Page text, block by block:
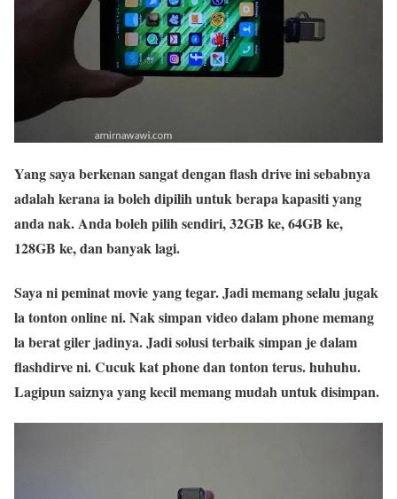
Yang saya berkenan sangat dengan flash drive ini sebabnya
adalah kerana ia boleh dipilih untuk berapa kapasiti yang
anda nak. Anda boleh pilih sendiri, 32GB ke, 64GB ke,
128GB ke, dan banyak lagi.
Saya ni peminat movie yang tegar. Jadi memang selalu jugak
la tonton online ni. Nak simpan video dalam phone memang
la berat giler jadinya. Jadi solusi terbaik simpan je dalam
flashdirve ni. Cucuk kat phone dan tonton terus. huhuhu.
Lagipun saiznya yang kecil memang mudah untuk disimpan.